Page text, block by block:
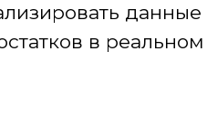
в